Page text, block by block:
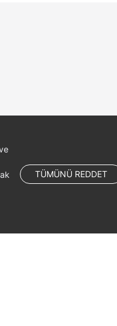
TÜMÜNÜ REDDET